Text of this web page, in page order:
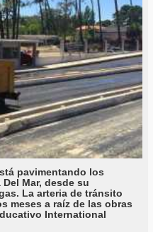
pavimentando los
Mar, desde su
La arteria de tránsito
meses a raíz de las obras
International